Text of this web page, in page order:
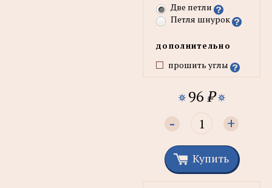
Две петли
Петля шнурок
дополнительно
прошить углы
96 ₽
- +
Купить